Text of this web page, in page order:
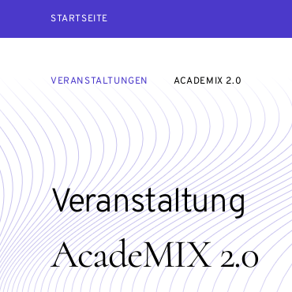
STARTSEITE
VERANSTALTUNGEN ACADEMIX 2.0
AcadeMIX 2.0
Veranstaltung